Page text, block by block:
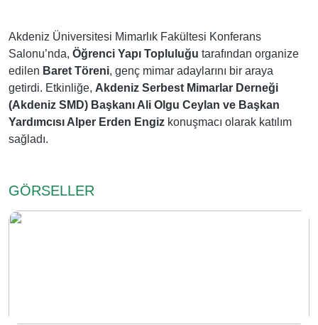
Akdeniz Üniversitesi Mimarlık Fakültesi Konferans
Salonu’nda, Öğrenci Yapı Topluluğu tarafından organize
edilen Baret Töreni, genç mimar adaylarını bir araya
getirdi. Etkinliğe, Akdeniz Serbest Mimarlar Derneği
(Akdeniz SMD) Başkanı Ali Olgu Ceylan ve Başkan
Yardımcısı Alper Erden Engiz konuşmacı olarak katılım
sağladı.
GÖRSELLER